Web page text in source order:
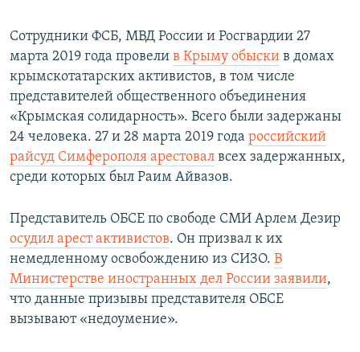
Сотрудники ФСБ, МВД России и Росгвардии 27
марта 2019 года провели в Крыму обыски в домах
крымскотатарских активистов, в том числе
представителей общественного объединения
«Крымская солидарность». Всего были задержаны
24 человека. 27 и 28 марта 2019 года российский
райсуд Симферополя арестовал всех задержанных,
среди которых был Раим Айвазов.
Представитель ОБСЕ по свободе СМИ Арлем Дезир
осудил арест активистов. Он призвал к их
немедленному освобождению из СИЗО. В
Министерстве иностранных дел России заявили,
что данные призывы представителя ОБСЕ
вызывают «недоумение».